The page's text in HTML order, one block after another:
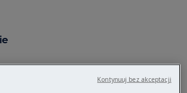
o błędzie F3, F4 lub F5 naKontynuuj bez akceptacji